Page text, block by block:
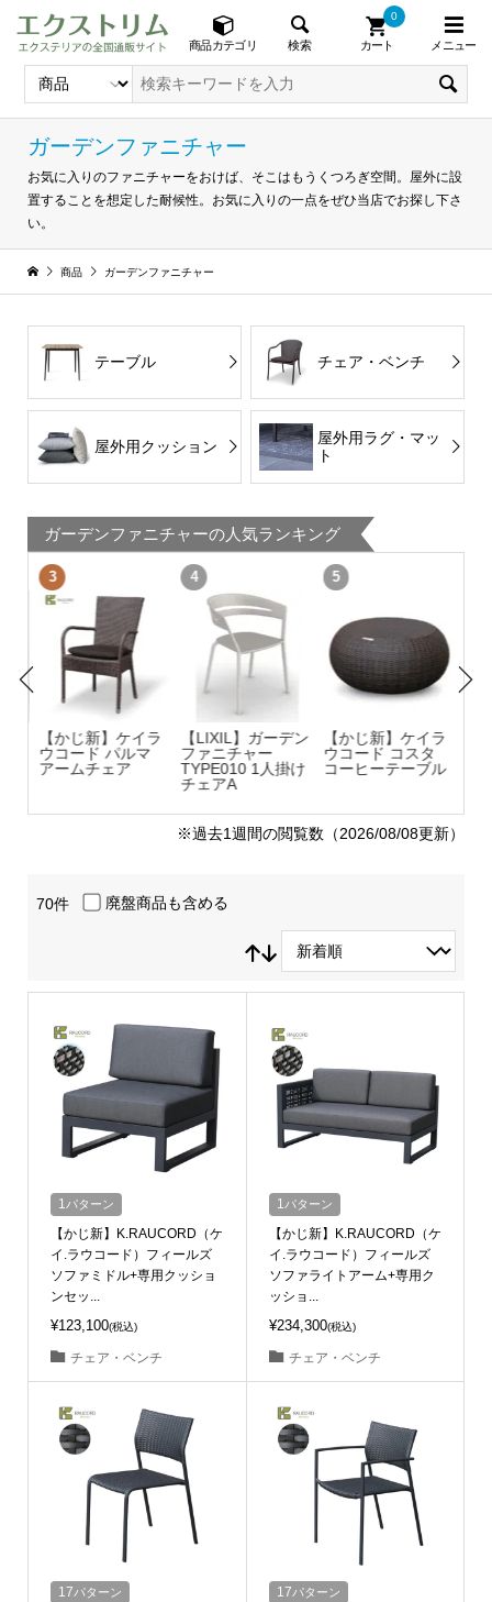
商品カテゴリ 検索 カート
0
メニュー
ガーデンファニチャー
お気に入りのファニチャーをおけば、そこはもうくつろぎ空間。屋外に設
置することを想定した耐候性。お気に入りの一点をぜひ当店でお探し下さ
い。
商品 ガーデンファニチャー
テーブル チェア・ベンチ
屋外用クッション
屋外用ラグ・マッ
ト
ガーデンファニチャーの人気ランキング
【かじ新】ケイラ
ウコード パルマ
アームチェア
【LIXIL】ガーデン
ファニチャー
TYPE010 1人掛け
チェアA
【かじ新】ケイラ
ウコード コスタ
コーヒーテーブル
※過去1週間の閲覧数（2026/08/08更新）
70件 廃盤商品も含める
1 パターン
【かじ新】K.RAUCORD（ケ
イ.ラウコード）フィールズ
ソファミドル+専用クッショ
ンセッ...
¥123,100(税込)
チェア・ベンチ
1 パターン
【かじ新】K.RAUCORD（ケ
イ.ラウコード）フィールズ
ソファライトアーム+専用ク
ッショ...
¥234,300(税込)
チェア・ベンチ
17パターン 17パターン